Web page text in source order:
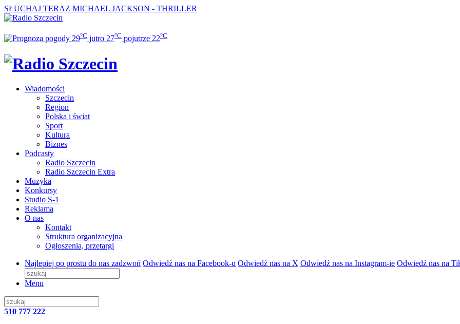
SŁUCHAJ TERAZ MICHAEL JACKSON - THRILLER
29°C jutro 27°C pojutrze 22°C
Wiadomości
Szczecin
Region
Polska i świat
Sport
Kultura
Biznes
Podcasty
Radio Szczecin
Radio Szczecin Extra
Muzyka
Konkursy
Studio S-1
Reklama
O nas
Kontakt
Struktura organizacyjna
Ogłoszenia, przetargi
Najlepiej po prostu do nas zadzwoń Odwiedź nas na Facebook-u Odwiedź nas na X Odwiedź nas na Instagram-ie Odwiedź nas na
Menu
510 777 222